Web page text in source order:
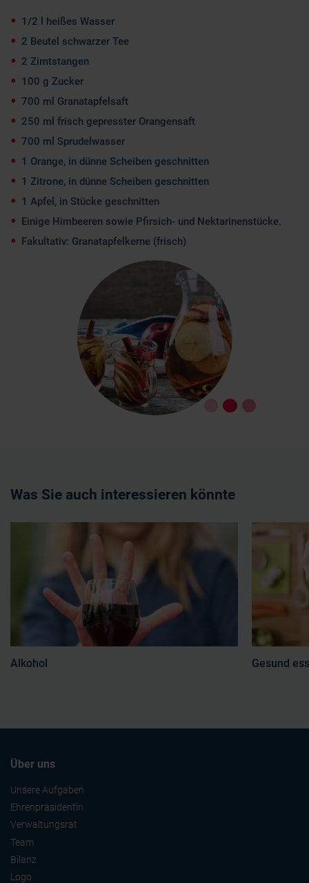
1/2 l heißes Wasser
2 Beutel schwarzer Tee
2 Zimtstangen
100 g Zucker
700 ml Granatapfelsaft
250 ml frisch gepresster Orangensaft
700 ml Sprudelwasser
1 Orange, in dünne Scheiben geschnitten
1 Zitrone, in dünne Scheiben geschnitten
1 Apfel, in Stücke geschnitten
Einige Himbeeren sowie Pfirsich- und Nektarinenstücke.
Fakultativ: Granatapfelkerne (frisch)
Was Sie auch interessieren könnte
Alkohol Gesund
Über uns
Unsere Aufgaben
Ehrenpräsidentin
Verwaltungsrat
Team
Bilanz
Logo